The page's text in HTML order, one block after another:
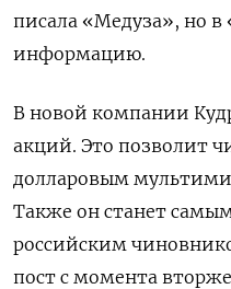
писала «Медуза», но в
информацию.
В новой компании
акций. Это позволит
долларовым
Также он станет
российским
пост с момента